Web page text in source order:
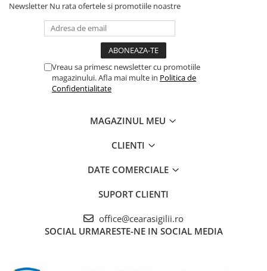
Newsletter Nu rata ofertele si promotiile noastre
Vreau sa primesc newsletter cu promotiile
magazinului. Afla mai multe in Politica de
Confidentialitate
MAGAZINUL MEU
CLIENTI
DATE COMERCIALE
SUPORT CLIENTI
office@cearasigilii.ro
SOCIAL URMARESTE-NE IN SOCIAL MEDIA